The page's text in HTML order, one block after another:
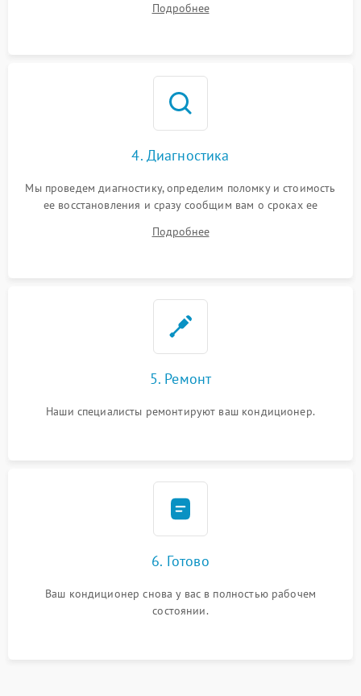
Подробнее
4. Диагностика
Мы проведем диагностику, определим поломку и стоимость
ее восстановления и сразу сообщим вам о сроках ее
Подробнее
5. Ремонт
Наши специалисты ремонтируют ваш кондиционер.
6. Готово
Ваш кондиционер снова у вас в полностью рабочем
состоянии.